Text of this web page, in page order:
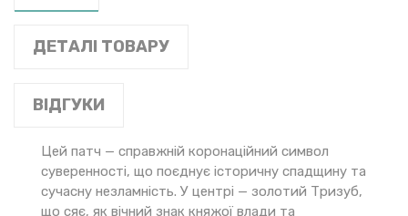
ДЕТАЛІ ТОВАРУ
ВІДГУКИ
Цей патч — справжній коронаційний символ
суверенності, що поєднує історичну спадщину та
сучасну незламність. У центрі — золотий Тризуб,
що сяє, як вічний знак княжої влади та